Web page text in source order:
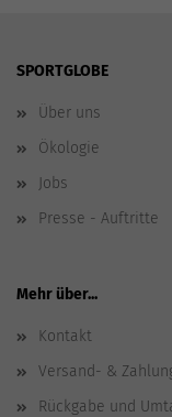
SPORTGLOBE
Über uns
Ökologie
Jobs
Presse - Auftritte
Mehr über...
Kontakt
Versand- &
Rückgabe und